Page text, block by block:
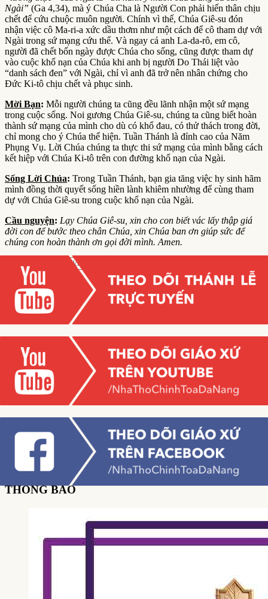
Ngài” (Ga 4,34), mà ý Chúa Cha là Người Con phải hiến thân chịu
chết để cứu chuộc muôn người. Chính vì thế, Chúa Giê-su đón
nhận việc cô Ma-ri-a xức dầu thơm như một cách để cô tham dự với
Ngài trong sứ mạng cứu thế. Và ngay cả anh La-da-rô, em cô,
người đã chết bốn ngày được Chúa cho sống, cũng được tham dự
vào cuộc khổ nạn của Chúa khi anh bị người Do Thái liệt vào
“danh sách đen” với Ngài, chỉ vì anh đã trở nên nhân chứng cho
Đức Ki-tô chịu chết và phục sinh.
Mời Bạn: Mỗi người chúng ta cũng đều lãnh nhận một sứ mạng
trong cuộc sống. Noi gương Chúa Giê-su, chúng ta cũng biết hoàn
thành sứ mạng của mình cho dù có khổ đau, có thử thách trong đời,
chỉ mong cho ý Chúa thể hiện. Tuần Thánh là đỉnh cao của Năm
Phụng Vụ. Lời Chúa chúng ta thực thi sứ mạng của mình bằng cách
kết hiệp với Chúa Ki-tô trên con đường khổ nạn của Ngài.
Sống Lời Chúa: Trong Tuần Thánh, bạn gia tăng việc hy sinh hãm
mình đồng thời quyết sống hiền lành khiêm nhường để cùng tham
dự với Chúa Giê-su trong cuộc khổ nạn của Ngài.
Cầu nguyện: Lạy Chúa Giê-su, xin cho con biết vác lấy thập giá
đời con để bước theo chân Chúa, xin Chúa ban ơn giúp sức để
chúng con hoàn thành ơn gọi đời mình. Amen.
THÔNG BÁO